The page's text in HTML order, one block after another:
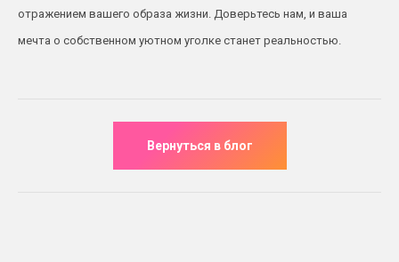
отражением вашего образа жизни. Доверьтесь нам, и ваша
мечта о собственном уютном уголке станет реальностью.